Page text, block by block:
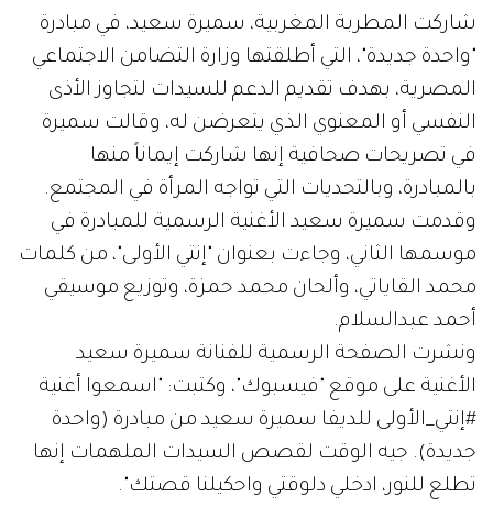
شاركت المطربة المغربية، سميرة سعيد، في مبادرة
"واحدة جديدة"، التي أطلقتها وزارة التضامن الاجتماعي
المصرية، بهدف تقديم الدعم للسيدات لتجاوز الأذى
النفسي أو المعنوي الذي يتعرضن له، وقالت سميرة
في تصريحات صحافية إنها شاركت إيماناً منها
بالمبادرة، وبالتحديات التي تواجه المرأة في المجتمع.
وقدمت سميرة سعيد الأغنية الرسمية للمبادرة في
موسمها الثاني، وجاءت بعنوان "إنتي الأولى"، من كلمات
محمد القاياتي، وألحان محمد حمزة، وتوزيع موسيقي
أحمد عبدالسلام.
ونشرت الصفحة الرسمية للفنانة سميرة سعيد
الأغنية على موقع "فيسبوك"، وكتبت: "اسمعوا أغنية
#إنتي_الأولى للديفا سميرة سعيد من مبادرة (واحدة
جديدة). جيه الوقت لقصص السيدات الملهمات إنها
تطلع للنور، ادخلي دلوقتي واحكيلنا قصتك".